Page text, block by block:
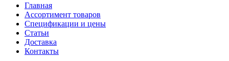
Главная
Ассортимент товаров
Спецификации и цены
Статьи
Доставка
Контакты